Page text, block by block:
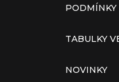
PODMÍNKY
TABULKY
NOVINKY